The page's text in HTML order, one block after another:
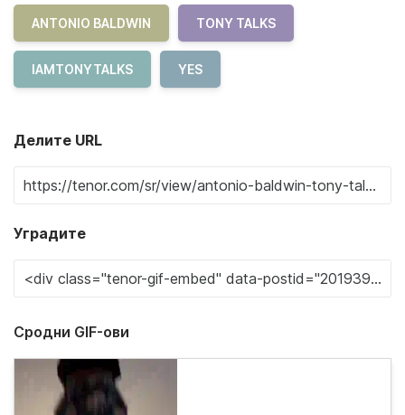
ANTONIO BALDWIN TONY TALKS
IAMTONYTALKS YES
Делите URL
Уградите
Сродни GIF-ови